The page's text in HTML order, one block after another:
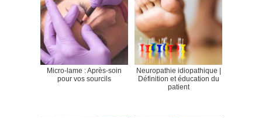
Micro-lame : Après-soin
pour vos sourcils
Neuropathie idiopathique |
Définition et éducation du
patient